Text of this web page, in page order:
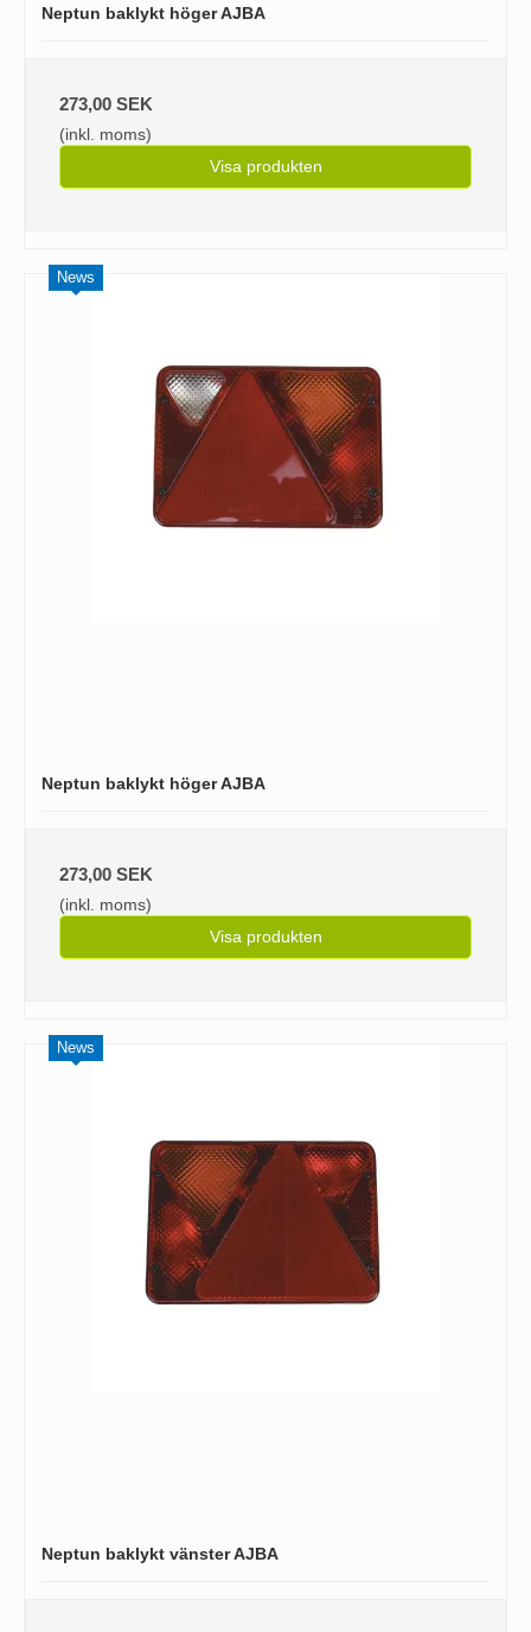
Neptun baklykt höger AJBA
273,00 SEK
(inkl. moms)
Visa produkten
News
Neptun baklykt höger AJBA
273,00 SEK
(inkl. moms)
Visa produkten
News
Neptun baklykt vänster AJBA